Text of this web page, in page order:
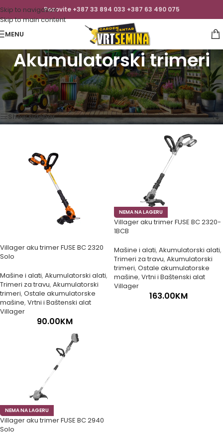
Skip to navigation
Skip to main content
Pozovite +387 33 894 033 +387 63 490 075
MENU
Akumulatorski trimeri
Početna /Vrtni i Baštenski alat/Trimeri za travu/
Akumulatorski trimeri
Prikaz svih 3 rezultata
Show sidebar
Villager aku trimer FUSE BC 2320
Solo
Mašine i alati, Akumulatorski alati,
Trimeri za travu, Akumulatorski
trimeri, Ostale akumulatorske
mašine, Vrtni i Baštenski alat
Villager
90.00KM
NEMA NA LAGERU
Villager aku trimer FUSE BC 2320-
1BCB
Mašine i alati, Akumulatorski alati,
Trimeri za travu, Akumulatorski
trimeri, Ostale akumulatorske
mašine, Vrtni i Baštenski alat
Villager
163.00KM
NEMA NA LAGERU
Villager aku trimer FUSE BC 2940
Solo